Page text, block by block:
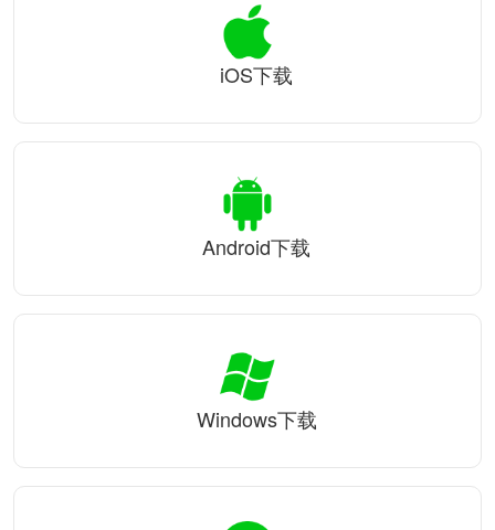
iOS下载
Android下载
Windows下载